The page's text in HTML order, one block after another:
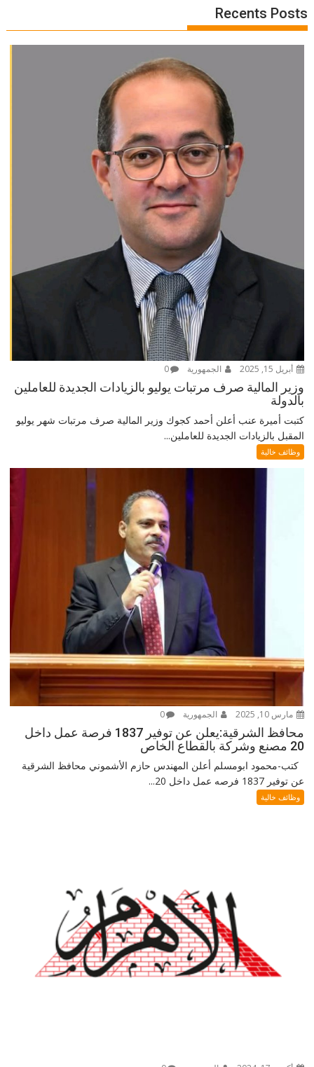
Recents Posts
أبريل 15, 2025 الجمهورية 0
وزير المالية صرف مرتبات يوليو بالزيادات الجديدة للعاملين
بالدولة
كتبت أميرة عنب أعلن أحمد كجوك وزير المالية صرف مرتبات شهر يوليو
المقبل بالزيادات الجديدة للعاملين...
وظائف خالية
مارس 10, 2025 الجمهورية 0
محافظ الشرقية:يعلن عن توفير 1837 فرصة عمل داخل
20 مصنع وشركة بالقطاع الخاص
كتب-محمود ابومسلم أعلن المهندس حازم الأشموني محافظ الشرقية
عن توفير 1837 فرصه عمل داخل 20...
وظائف خالية